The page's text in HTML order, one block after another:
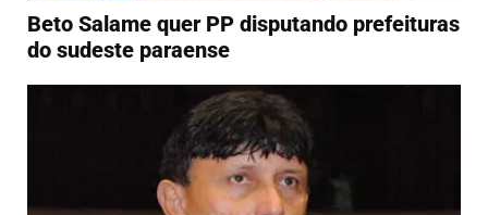
Beto Salame quer PP disputando prefeituras
do sudeste paraense